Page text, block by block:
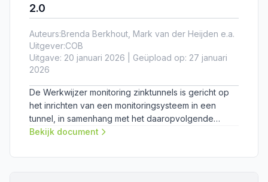
2.0
Auteurs:Brenda Berkhout, Mark van der Heijden e.a.
Uitgever:COB
Uitgave: 20 januari 2026 | Geüpload op: 27 januari
2026
De Werkwijzer monitoring zinktunnels is gericht op
het inrichten van een monitoringsysteem in een
tunnel, in samenhang met het daaropvolgende
proces van data-analyse, data-interpretatie, het
en het voorspellen van toekomstig gedrag. De
Bekijk document